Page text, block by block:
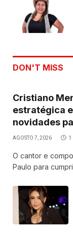
DON'T MISS
Cristiano
estratégica
novidades
AGOSTO 7, 2026 1
O cantor e
Paulo para